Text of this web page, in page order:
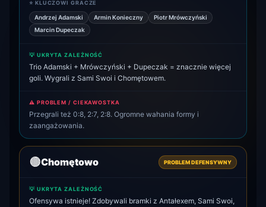
⭐ KLUCZOWI GRACZE
Andrzej Adamski Armin Konieczny
Piotr Mrówczyński
Marcin Dupeczak
💡 UKRYTA ZALEŻNOŚĆ
Trio Adamski + Mrówczyński + Dupeczak = znacznie więcej
goli. Wygrali z Sami Swoi i Chomętowem.
⚠️ PROBLEM / CIEKAWOSTKA
Przegrali też 0:8, 2:7, 2:8. Ogromne wahania formy i
zaangażowania.
🟤Chomętowo PROBLEM DEFENSYWNY
💡 UKRYTA ZALEŻNOŚĆ
Ofensywa istnieje! Zdobywali bramki z Antałexem, Sami Swoi,